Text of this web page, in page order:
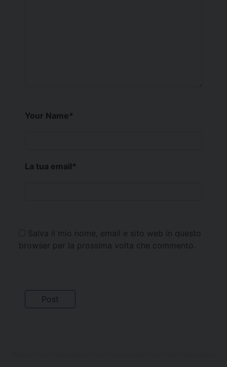
Your Name*
La tua email*
Salva il mio nome, email e sito web in questo
browser per la prossima volta che commento.